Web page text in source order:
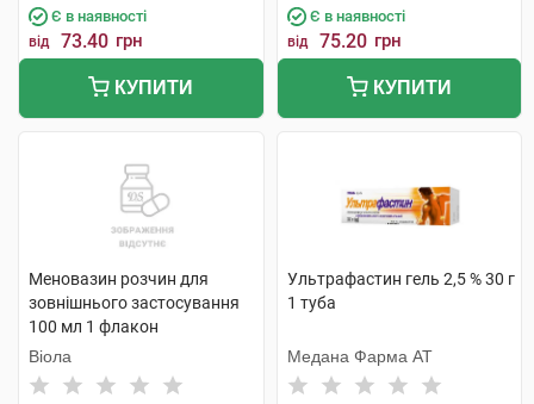
Є в наявності
від 73.40 грн
КУПИТИ
Є в наявності
від 75.20 грн
КУПИТИ
Меновазин розчин для
зовнішнього застосування
100 мл 1 флакон
Віола
Ультрафастин гель 2,5 % 30 г
1 туба
Медана Фарма АТ